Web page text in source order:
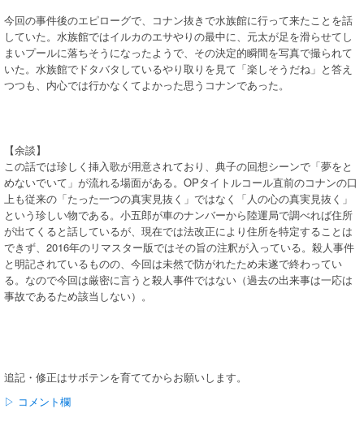
今回の事件後のエピローグで、コナン抜きで水族館に行って来たことを話
していた。水族館ではイルカのエサやりの最中に、元太が足を滑らせてし
まいプールに落ちそうになったようで、その決定的瞬間を写真で撮られて
いた。水族館でドタバタしているやり取りを見て「楽しそうだね」と答え
つつも、内心では行かなくてよかった思うコナンであった。
【余談】
この話では珍しく挿入歌が用意されており、典子の回想シーンで「夢をと
めないでいて」が流れる場面がある。OPタイトルコール直前のコナンの口
上も従来の「たった一つの真実見抜く」ではなく「人の心の真実見抜く」
という珍しい物である。小五郎が車のナンバーから陸運局で調べれば住所
が出てくると話しているが、現在では法改正により住所を特定することは
できず、2016年のリマスター版ではその旨の注釈が入っている。殺人事件
と明記されているものの、今回は未然で防がれたため未遂で終わってい
る。なので今回は厳密に言うと殺人事件ではない（過去の出来事は一応は
事故であるため該当しない）。
追記・修正はサボテンを育ててからお願いします。
▷ コメント欄